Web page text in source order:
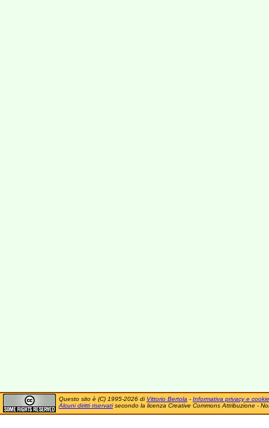
Questo sito è (C) 1995-2026 di Vittorio Bertola - Informativa privacy e cookie
Alcuni diritti riservatisecondo la licenza Creative Commons Attribuzione -